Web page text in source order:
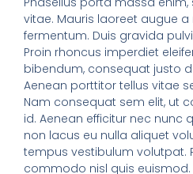
vitae. Mauris laoreet augue
fermentum. Duis gravida
Proin rhoncus imperdiet
bibendum, consequat justo
Aenean porttitor tellus vitae
Nam consequat sem elit, ut
id. Aenean efficitur nec nunc
non lacus eu nulla aliquet
tempus vestibulum volutpat.
commodo nisl quis euismod.